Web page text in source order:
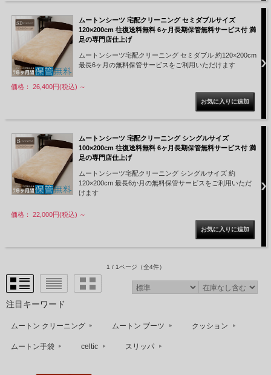
●梱包袋●送付用送り状●お客様控え●依頼書●説明書
step3
集荷依頼
ださい。ご都合の良い日に集荷にお伺いしたします。
ムートンシーツ 宅配クリーニング セミダブルサイズ
120×200cm 往復送料無料 6ヶ月長期保管無料サービス付 満
足の専門店仕上げ
ムートンシーツ宅配クリーニング セミダブル 約120×200cm
最長6ヶ月の無料保管サービスをご利用いただけます
価格： 26,400円(税込) ～
ムートンシーツ 宅配クリーニング シングルサイズ
100×200cm 往復送料無料 6ヶ月長期保管無料サービス付 満
足の専門店仕上げ
ムートンシーツ宅配クリーニング シングルサイズ 約
120×200cm 最長6か月の無料保管サービスをご利用いただ
けます
価格： 22,000円(税込) ～
1 / 1ページ （全4件）
注目キーワード
ムートン クリーニング ムートン ブーツ クッション
ムートン手袋 celtic スリッパ